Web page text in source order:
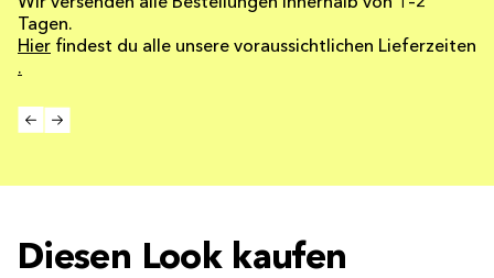
Tagen.
Hier findest du alle unsere voraussichtlichen Lieferzeiten
.
Diesen Look kaufen